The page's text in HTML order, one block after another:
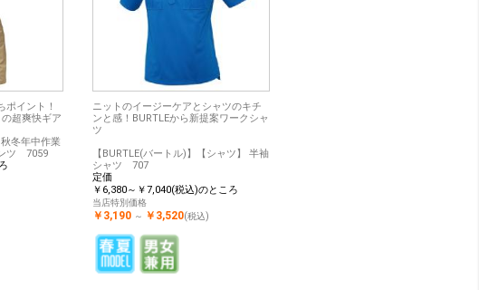
ポイント！
超爽快ギア
秋冬年中作業
ツ 7059
ニットのイージーケアとシャツのキチ
ンと感！BURTLEから新提案ワークシャ
ツ
【BURTLE(バートル)】【シャツ】 半袖
シャツ 707
定価
￥6,380～￥7,040(税込)のところ
当店特別価格
￥3,190 ～ ￥3,520(税込)